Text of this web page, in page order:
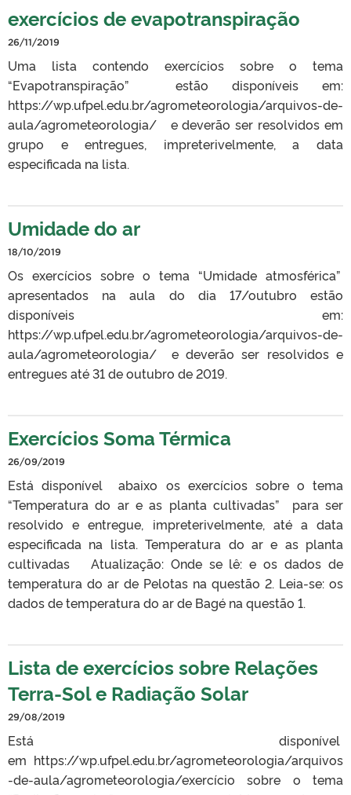
exercícios de evapotranspiração
26/11/2019
Uma lista contendo exercícios sobre o tema
“Evapotranspiração” estão disponíveis em:
https://wp.ufpel.edu.br/agrometeorologia/arquivos-de-
aula/agrometeorologia/ e deverão ser resolvidos em
grupo e entregues, impreterivelmente, a data
especificada na lista.
Umidade do ar
18/10/2019
Os exercícios sobre o tema “Umidade atmosférica”
apresentados na aula do dia 17/outubro estão
disponíveis em:
https://wp.ufpel.edu.br/agrometeorologia/arquivos-de-
aula/agrometeorologia/ e deverão ser resolvidos e
entregues até 31 de outubro de 2019.
Exercícios Soma Térmica
26/09/2019
Está disponível abaixo os exercícios sobre o tema
“Temperatura do ar e as planta cultivadas” para ser
resolvido e entregue, impreterivelmente, até a data
especificada na lista. Temperatura do ar e as planta
cultivadas Atualização: Onde se lê: e os dados de
temperatura do ar de Pelotas na questão 2. Leia-se: os
dados de temperatura do ar de Bagé na questão 1.
Lista de exercícios sobre Relações
Terra-Sol e Radiação Solar
29/08/2019
Está disponível
em https://wp.ufpel.edu.br/agrometeorologia/arquivos
-de-aula/agrometeorologia/exercício sobre o tema